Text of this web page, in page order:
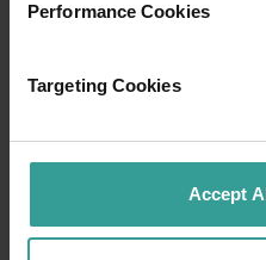
Performance Cookies
Targeting Cookies
Accept
西澳大利亚州旅游局承
传统守护者，并向过去
们尊重西澳大利亚原住